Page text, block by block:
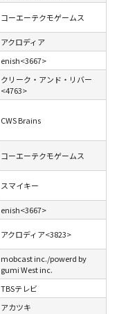
コーエーテクモゲームス
アクロディア
enish<3667>
クリーク・アンド・リバー
<4763>
CWS Brains
コーエーテクモゲームス
スマイキー
enish<3667>
アクロディア<3823>
mobcast inc./powerd by
gumi West inc.
TBSテレビ
アカツキ